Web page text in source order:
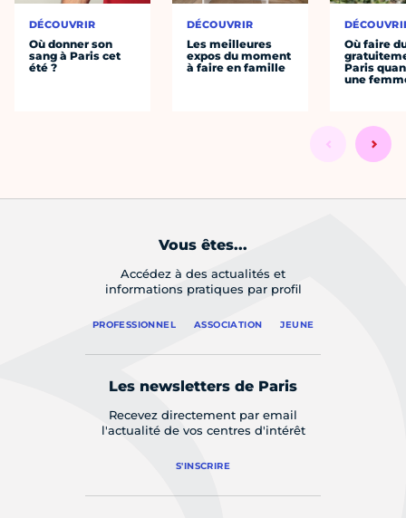
DÉCOUVRIR
Où donner son
sang à Paris cet
été ?
DÉCOUVRIR
Les meilleures
expos du moment
à faire en famille
Où faire
Paris
une
Vous êtes...
Accédez à des actualités et
informations pratiques par profil
PROFESSIONNEL ASSOCIATION JEUNE
Les newsletters de Paris
Recevez directement par email
l'actualité de vos centres d'intérêt
S'INSCRIRE